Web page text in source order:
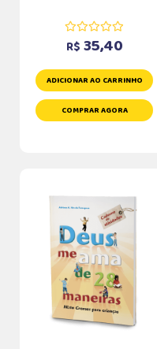
R$ 35,40
ADICIONAR AO CARRINHO
COMPRAR AGORA